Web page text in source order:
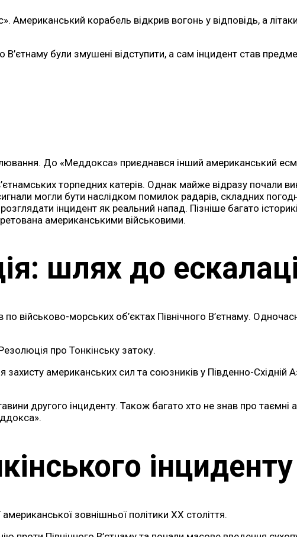
Американський корабель відкрив вогонь у відповідь, а
були змушені відступити, а сам інцидент став
До «Меддокса» приєднався інший американський
торпедних катерів. Однак майже відразу почали
могли бути наслідком помилок радарів, складних
інцидент як реальний напад. Пізніше багато
американськими військовими.
шлях до
військово-морських об’єктах Північного В’єтнаму.
про Тонкінську затоку.
американських сил та союзників у Південно-Східній
другого інциденту. Також багато хто не знав про таємні
інциденту
зовнішньої політики XX століття.